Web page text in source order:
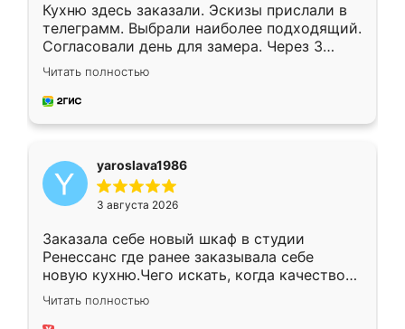
Кухню здесь заказали. Эскизы прислали в
телеграмм. Выбрали наиболее подходящий.
Согласовали день для замера. Через 3
недели кухня была уже готова. Остались
довольны работой. Спасибо Ренессанс
мебель за качественную работу!
Читать полностью
yaroslava1986
3 августа 2026
Заказала себе новый шкаф в студии
Ренессанс где ранее заказывала себе
новую кухню.Чего искать, когда качеством
вполне довольна. Служит кухня уже почти
два года, нареканий нет.
Читать полностью